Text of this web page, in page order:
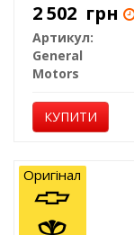
2 502 грн
Артикул:
General
Motors
КУПИТИ
Оригінал